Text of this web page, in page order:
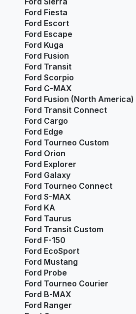
Ford Fiesta
Ford Escort
Ford Escape
Ford Kuga
Ford Fusion
Ford Transit
Ford Scorpio
Ford C-MAX
Ford Fusion (North America)
Ford Transit Connect
Ford Cargo
Ford Edge
Ford Tourneo Custom
Ford Orion
Ford Explorer
Ford Galaxy
Ford Tourneo Connect
Ford S-MAX
Ford KA
Ford Taurus
Ford Transit Custom
Ford F-150
Ford EcoSport
Ford Mustang
Ford Probe
Ford Tourneo Courier
Ford B-MAX
Ford Ranger